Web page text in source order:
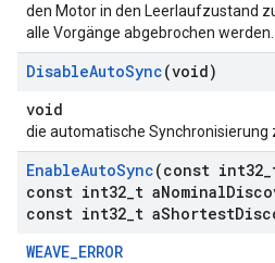
den Motor in den Leerlaufzustand
alle Vorgänge abgebrochen werden.
DisableAutoSync(void)
void
die automatische Synchronisierung
EnableAutoSync(const int32
const int32 t aNominal
const int32 t aShortest
WEAVE_ERROR